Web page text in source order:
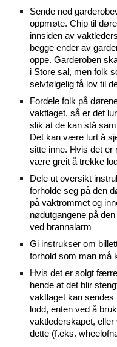
Sende ned
oppmøte. Chip til
innsiden av
begge ender av
oppe. Garderoben
i Store sal, men folk
selvfølgelig få lov til
Fordele folk på
vaktlaget, så er det
slik at de kan stå
Det kan være lurt å
sitte inne. Hvis det er
være greit å trekke
Dele ut oversikt
forholde seg på den
på vaktrommet og
nødutgangene på
ved brannalarm
Gi instrukser om
forhold som man må
Hvis det er solgt
hende at det blir
vaktlaget kan
lodd, enten ved å
vaktlederskapet, eller
dette (f.eks.